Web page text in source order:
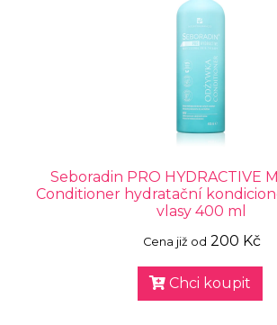
Seboradin PRO HYDRACTIVE
Conditioner hydratační
vlasy 400 ml
Cena již od 200 Kč
Chci koupit